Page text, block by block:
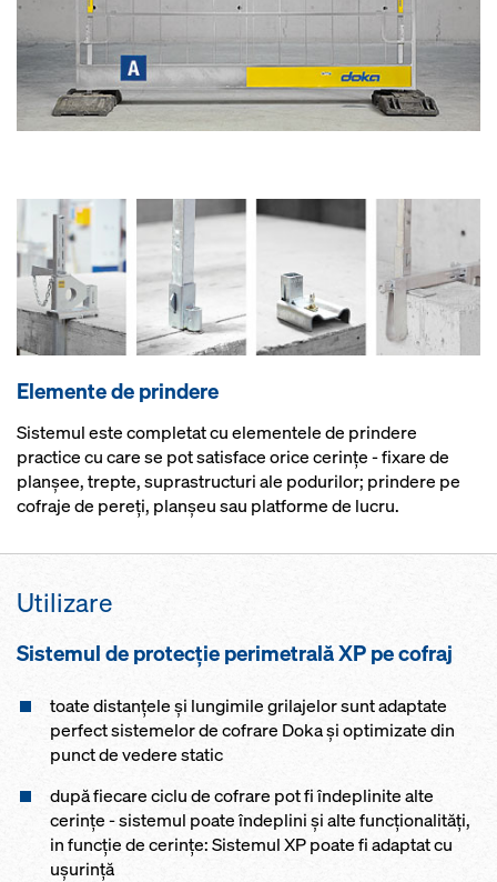
Elemente de prindere
Sistemul este completat cu elementele de prindere
practice cu care se pot satisface orice cerințe - fixare de
planșee, trepte, suprastructuri ale podurilor; prindere pe
cofraje de pereți, planșeu sau platforme de lucru.
Utilizare
Sistemul de protecţie perimetrală XP pe cofraj
toate distanţele şi lungimile grilajelor sunt adaptate
perfect sistemelor de cofrare Doka şi optimizate din
punct de vedere static
după fiecare ciclu de cofrare pot fi îndeplinite alte
cerinţe - sistemul poate îndeplini și alte funcționalități,
in funcție de cerințe: Sistemul XP poate fi adaptat cu
uşurinţă